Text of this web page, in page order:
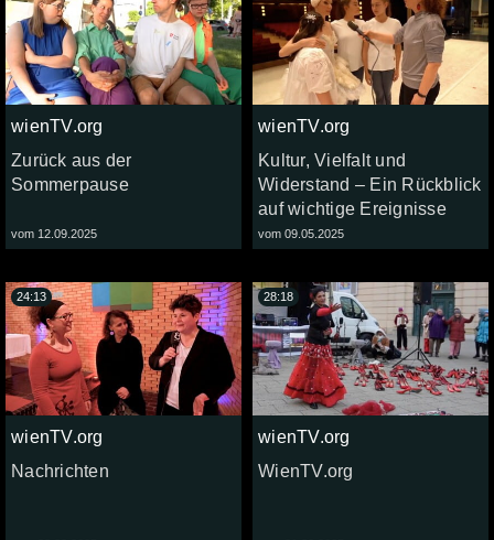
wienTV.org
Zurück aus der
Sommerpause
vom 12.09.2025
wienTV.org
Kultur, Vielfalt und
Widerstand – Ein Rückblick
auf wichtige Ereignisse
vom 09.05.2025
wienTV.org
Nachrichten
24:13
wienTV.org
WienTV.org
28:18